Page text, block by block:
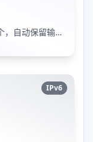
支持批量IPv6地址压缩与展开，每行一个，自动保留输入顺序
IPv6